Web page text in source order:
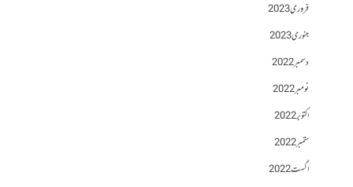
فروری 2023
جنوری 2023
دسمبر 2022
نومبر 2022
اکتوبر 2022
ستمبر 2022
اگست 2022